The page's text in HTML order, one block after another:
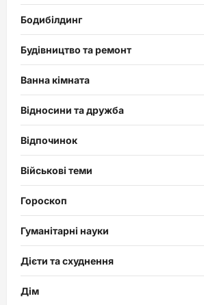
Бодибілдинг
Будівництво та ремонт
Ванна кімната
Відносини та дружба
Відпочинок
Військові теми
Гороскоп
Гуманітарні науки
Дієти та схуднення
Дім